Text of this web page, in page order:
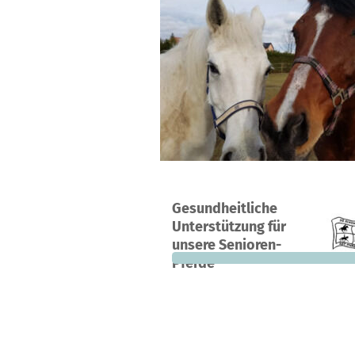
Gesundheitliche
Unterstützung für
unsere Senioren-
Pferde
Ein Projekt in Dresden, Deutschland
0 0 %
finanziert